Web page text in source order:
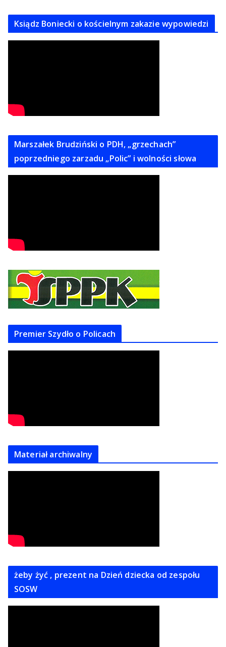
Ksiądz Boniecki o kościelnym zakazie wypowiedzi
Marszałek Brudziński o PDH, „grzechach”
poprzedniego zarzadu „Polic” i wolności słowa
Premier Szydło o Policach
Materiał archiwalny
żeby żyć , prezent na Dzień dziecka od zespołu
SOSW